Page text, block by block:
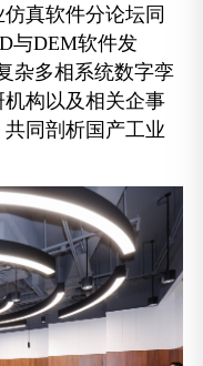
真软件分论坛同
与DEM软件发
杂多相系统数字孪
构以及相关企事
同剖析国产工业